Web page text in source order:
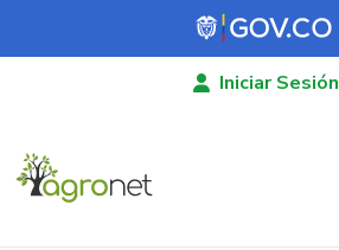
Pasar al contenido principal
Iniciar Sesión